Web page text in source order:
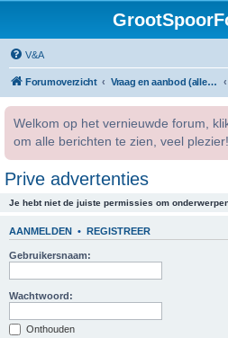
V&A
Forumoverzicht Vraag en aanbod (alleen voor geregistreerde gebruikers).
Welkom op het vernieuwde forum,
om alle berichten te zien, veel plezier!
Prive advertenties
Je hebt niet de juiste permissies om
AANMELDEN • REGISTREER
Gebruikersnaam:
Wachtwoord:
Onthouden